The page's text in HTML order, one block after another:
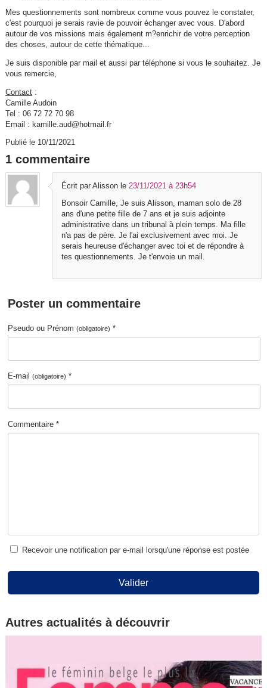
Mes questionnements sont nombreux comme vous pouvez le constater,
c'est pourquoi je serais ravie de pouvoir échanger avec vous. D'abord
autour de vos missions mais également m?enrichir de votre perception
des choses, autour de cette thématique...
Je suis disponible par mail et aussi par téléphone si vous le souhaitez. Je
vous remercie,
Contact:
Camille Audoin
Tel : 06 72 72 70 98
Email : kamille.aud@hotmail.fr
Publié le 10/11/2021
1 commentaire
Écrit par Alisson le 23/11/2021 à 23h54
Bonsoir Camille, Je suis Alisson, maman solo de 28
ans d'une petite fille de 7 ans et je suis adjointe
administrative dans un tribunal à plein temps. Ma fille
n'a pas de père. Je l'ai exclusivement avec moi. Je
serais heureuse d'échanger avec toi et de répondre à
tes questionnements. Je t'envoie un mail.
Poster un commentaire
Pseudo ou Prénom(obligatoire) *
E-mail(obligatoire) *
Commentaire *
Recevoir une notification par e-mail lorsqu'une réponse est postée
Valider
Autres actualités à découvrir